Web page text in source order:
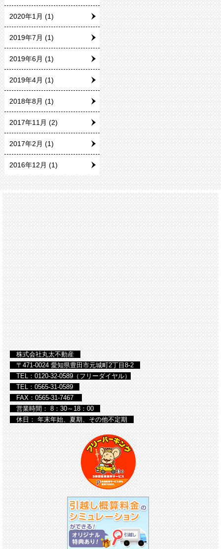
2020年1月 (1)
2019年7月 (1)
2019年6月 (1)
2019年4月 (1)
2018年8月 (1)
2017年11月 (2)
2017年2月 (1)
2016年12月 (1)
株式会社丸太不動産
〒471-0024 愛知県豊田市元城町2丁目8-2
TEL：0120-32-0589（フリーダイヤル）
TEL：0565-31-0589
FAX：0565-31-7467
営業時間： 8：30～18：00
休日： 年末年始、夏期、その他不定期